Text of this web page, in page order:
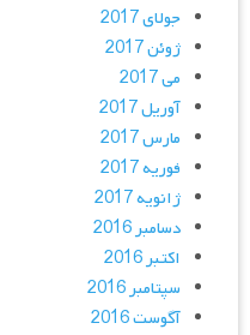
جولای 2017
ژوئن 2017
می 2017
آوریل 2017
مارس 2017
فوریه 2017
ژانویه 2017
دسامبر 2016
اکتبر 2016
سپتامبر 2016
آگوست 2016